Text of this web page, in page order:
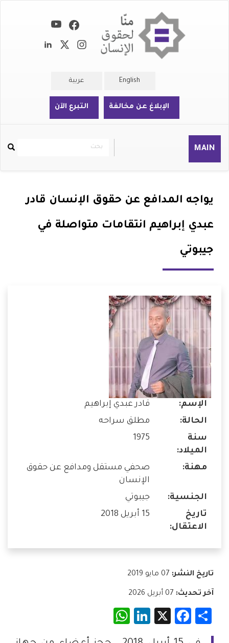
English عربية
الإبلاغ عن مخالفة التبرع الآن
MAIN
Rechercher
بحث
يواجه المدافع عن حقوق الإنسان قادر
عبدي إبراهيم انتقامات متواصلة في
جيبوتي
الإسم:
قادر عبدي إبراهيم
الحالة:
مطلق سراحه
سنة
الميلاد:
1975
مهنة:
صحفي مستقل ومدافع عن حقوق
الإنسان
الجنسية:
جيبوتي
تاريخ
الاعتقال:
15 أبريل 2018
تاريخ النشر:
آخر تحديث:
Share
Facebook
LinkedIn